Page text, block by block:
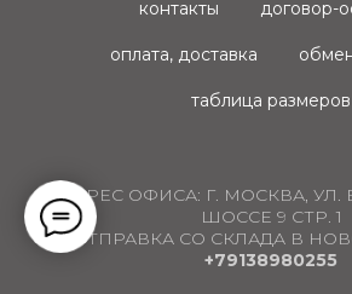
контакты договор-
оплата, доставка
таблица размеров
АДРЕС ОФИСА: Г. МОСКВА,
ШОССЕ 9 СТР. 1
ОТПРАВКА СО СКЛАДА В
+79138980255